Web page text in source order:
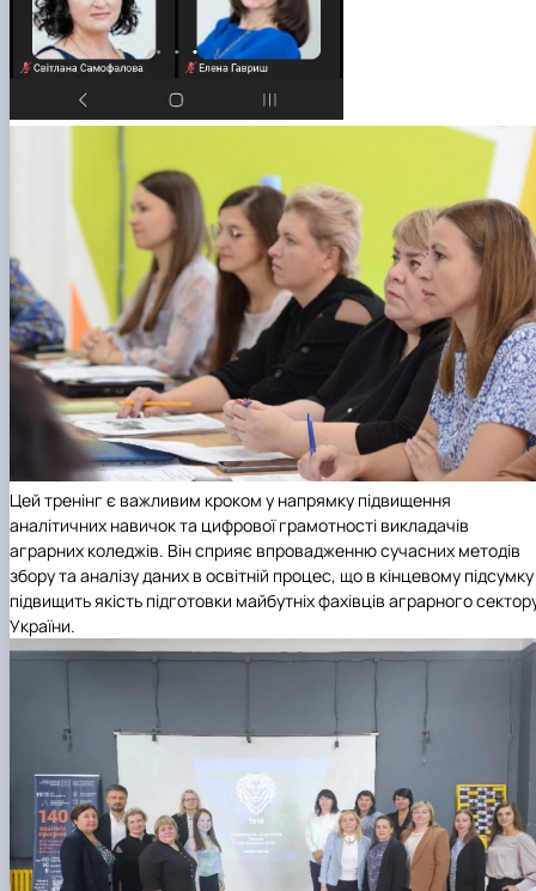
Цей тренінг є важливим кроком у напрямку підвищення
аналітичних навичок та цифрової грамотності викладачів
аграрних коледжів. Він сприяє впровадженню сучасних методів
збору та аналізу даних в освітній процес, що в кінцевому підсумку
підвищить якість підготовки майбутніх фахівців аграрного
України.